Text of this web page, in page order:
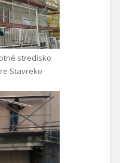
stredisko
Stavreko